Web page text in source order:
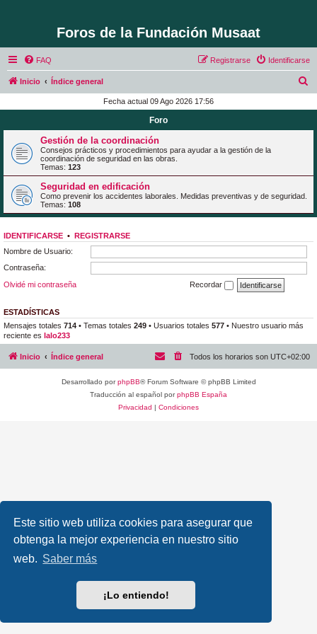
Este sitio web utiliza cookies para asegurar que
obtenga la mejor experiencia en nuestro sitio
web. Saber más
¡Lo entiendo!
Foros de la Fundación Musaat
FAQ Identificarse
Registrarse
Inicio Índice general
c
Fecha actual 09 Ago 2026 17:56
Foro
Gestión de la coordinación
Consejos prácticos y procedimientos para ayudar a la gestión de la
coordinación de seguridad en las obras.
Temas: 123
Seguridad en edificación
Como prevenir los accidentes laborales. Medidas preventivas y de seguridad.
Temas: 108
IDENTIFICARSE • REGISTRARSE
Nombre de Usuario:
Contraseña:
Olvidé mi contraseña
Recordar
ESTADÍSTICAS
Mensajes totales 714 • Temas totales 249 • Usuarios totales 577 • Nuestro usuario más
reciente es lalo233
Inicio Índice general Todos los horarios son UTC+02:00
Desarrollado porphpBB® Forum Software © phpBB Limited
Traducción al español porphpBB España
Privacidad | Condiciones